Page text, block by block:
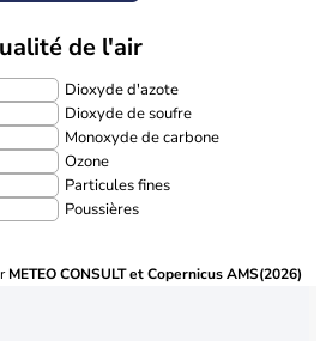
de l'air
Dioxyde d'azote
Dioxyde de soufre
Monoxyde de carbone
Ozone
Particules fines
Poussières
METEO CONSULT et Copernicus AMS(2026)